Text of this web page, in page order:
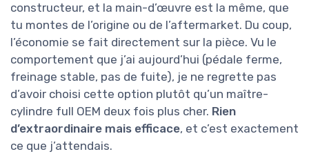
constructeur, et la main-d’œuvre est la même, que
tu montes de l’origine ou de l’aftermarket. Du coup,
l’économie se fait directement sur la pièce. Vu le
comportement que j’ai aujourd’hui (pédale ferme,
freinage stable, pas de fuite), je ne regrette pas
d’avoir choisi cette option plutôt qu’un maître-
cylindre full OEM deux fois plus cher. Rien
d’extraordinaire mais efficace, et c’est exactement
ce que j’attendais.